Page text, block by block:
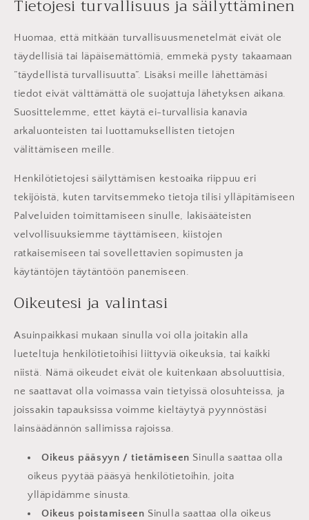
Tietojesi turvallisuus ja säilyttäminen
Huomaa, että mitkään turvallisuusmenetelmät eivät ole
täydellisiä tai läpäisemättömiä, emmekä pysty takaamaan
”täydellistä turvallisuutta”. Lisäksi meille lähettämäsi
tiedot eivät välttämättä ole suojattuja lähetyksen aikana.
Suosittelemme, ettet käytä ei-turvallisia kanavia
arkaluonteisten tai luottamuksellisten tietojen
välittämiseen meille.
Henkilötietojesi säilyttämisen kestoaika riippuu eri
tekijöistä, kuten tarvitsemmeko tietoja tilisi ylläpitämiseen
Palveluiden toimittamiseen sinulle, lakisääteisten
velvollisuuksiemme täyttämiseen, kiistojen
ratkaisemiseen tai sovellettavien sopimusten ja
käytäntöjen täytäntöön panemiseen.
Oikeutesi ja valintasi
Asuinpaikkasi mukaan sinulla voi olla joitakin alla
lueteltuja henkilötietoihisi liittyviä oikeuksia, tai kaikki
niistä. Nämä oikeudet eivät ole kuitenkaan absoluuttisia,
ne saattavat olla voimassa vain tietyissä olosuhteissa, ja
joissakin tapauksissa voimme kieltäytyä pyynnöstäsi
lainsäädännön sallimissa rajoissa.
Oikeus pääsyyn / tietämiseen Sinulla saattaa olla
oikeus pyytää pääsyä henkilötietoihin, joita
ylläpidämme sinusta.
Oikeus poistamiseen Sinulla saattaa olla oikeus